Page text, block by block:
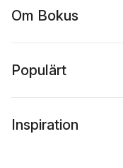
Om Bokus
Populärt
Inspiration